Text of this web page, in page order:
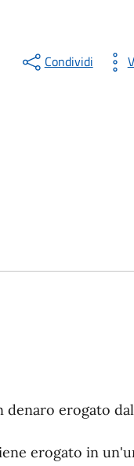
Condividi
erogato
erogato in